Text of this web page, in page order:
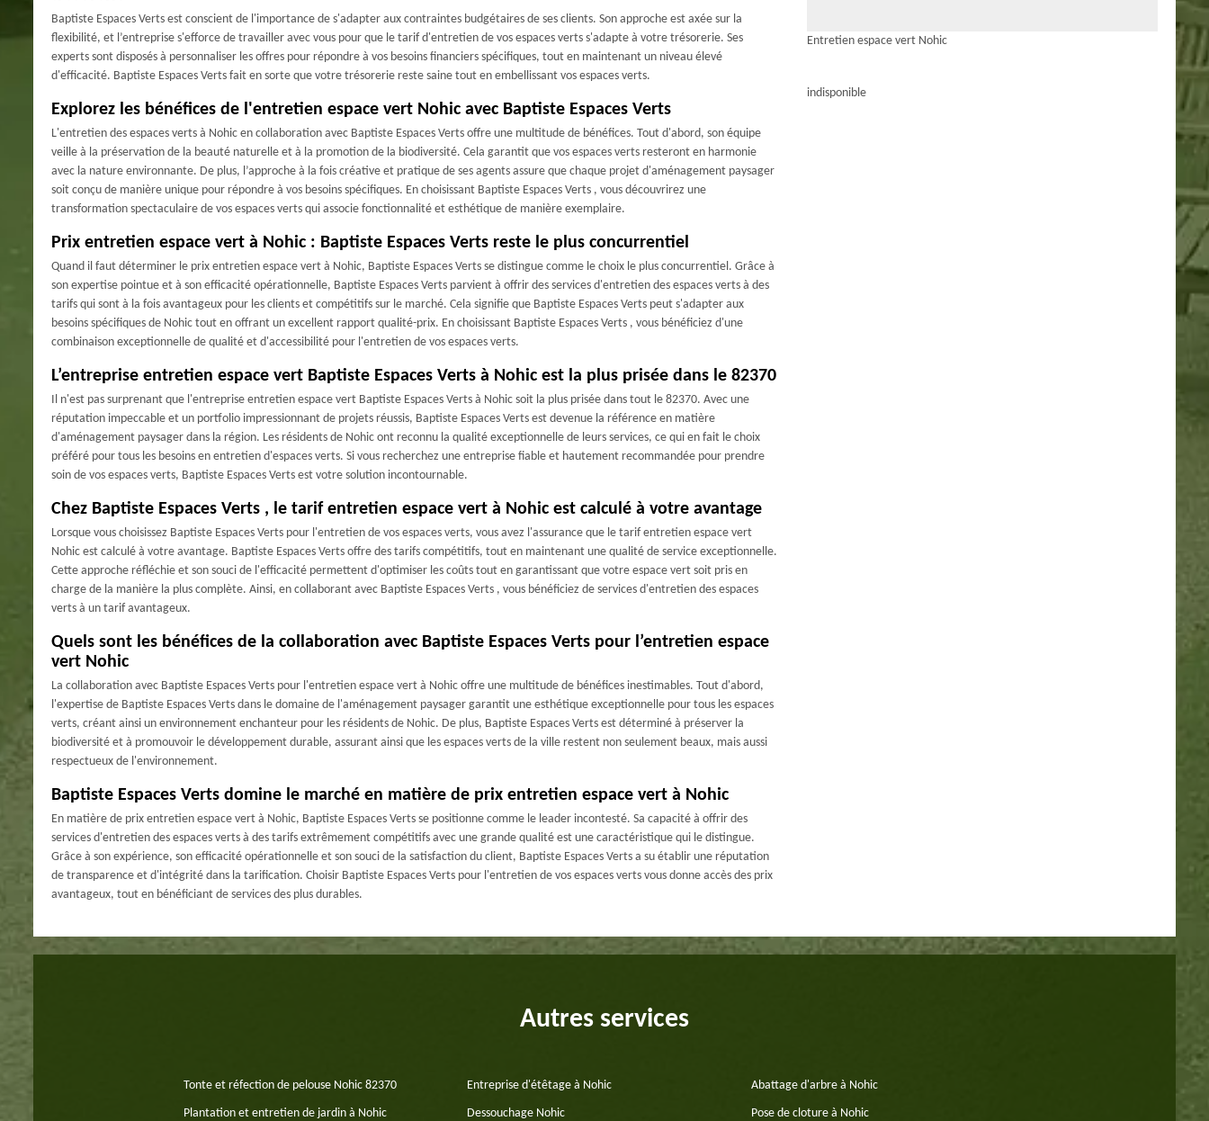
Baptiste Espaces Verts est conscient de l'importance de s'adapter aux contraintes budgétaires de ses clients. Son approche est axée sur la
flexibilité, et l’entreprise s'efforce de travailler avec vous pour que le tarif d'entretien de vos espaces verts s'adapte à votre trésorerie. Ses
experts sont disposés à personnaliser les offres pour répondre à vos besoins financiers spécifiques, tout en maintenant un niveau élevé
d'efficacité. Baptiste Espaces Verts fait en sorte que votre trésorerie reste saine tout en embellissant vos espaces verts.
Explorez les bénéfices de l'entretien espace vert Nohic avec Baptiste Espaces Verts
L'entretien des espaces verts à Nohic en collaboration avec Baptiste Espaces Verts offre une multitude de bénéfices. Tout d'abord, son équipe
veille à la préservation de la beauté naturelle et à la promotion de la biodiversité. Cela garantit que vos espaces verts resteront en harmonie
avec la nature environnante. De plus, l’approche à la fois créative et pratique de ses agents assure que chaque projet d'aménagement paysager
soit conçu de manière unique pour répondre à vos besoins spécifiques. En choisissant Baptiste Espaces Verts , vous découvrirez une
transformation spectaculaire de vos espaces verts qui associe fonctionnalité et esthétique de manière exemplaire.
Prix entretien espace vert à Nohic : Baptiste Espaces Verts reste le plus concurrentiel
Quand il faut déterminer le prix entretien espace vert à Nohic, Baptiste Espaces Verts se distingue comme le choix le plus concurrentiel. Grâce à
son expertise pointue et à son efficacité opérationnelle, Baptiste Espaces Verts parvient à offrir des services d'entretien des espaces verts à des
tarifs qui sont à la fois avantageux pour les clients et compétitifs sur le marché. Cela signifie que Baptiste Espaces Verts peut s'adapter aux
besoins spécifiques de Nohic tout en offrant un excellent rapport qualité-prix. En choisissant Baptiste Espaces Verts , vous bénéficiez d'une
combinaison exceptionnelle de qualité et d'accessibilité pour l'entretien de vos espaces verts.
L’entreprise entretien espace vert Baptiste Espaces Verts à Nohic est la plus prisée dans le 82370
Il n'est pas surprenant que l'entreprise entretien espace vert Baptiste Espaces Verts à Nohic soit la plus prisée dans tout le 82370. Avec une
réputation impeccable et un portfolio impressionnant de projets réussis, Baptiste Espaces Verts est devenue la référence en matière
d'aménagement paysager dans la région. Les résidents de Nohic ont reconnu la qualité exceptionnelle de leurs services, ce qui en fait le choix
préféré pour tous les besoins en entretien d'espaces verts. Si vous recherchez une entreprise fiable et hautement recommandée pour prendre
soin de vos espaces verts, Baptiste Espaces Verts est votre solution incontournable.
Chez Baptiste Espaces Verts , le tarif entretien espace vert à Nohic est calculé à votre avantage
Lorsque vous choisissez Baptiste Espaces Verts pour l'entretien de vos espaces verts, vous avez l'assurance que le tarif entretien espace vert
Nohic est calculé à votre avantage. Baptiste Espaces Verts offre des tarifs compétitifs, tout en maintenant une qualité de service exceptionnelle.
Cette approche réfléchie et son souci de l'efficacité permettent d'optimiser les coûts tout en garantissant que votre espace vert soit pris en
charge de la manière la plus complète. Ainsi, en collaborant avec Baptiste Espaces Verts , vous bénéficiez de services d'entretien des espaces
verts à un tarif avantageux.
Quels sont les bénéfices de la collaboration avec Baptiste Espaces Verts pour l’entretien espace
vert Nohic
La collaboration avec Baptiste Espaces Verts pour l'entretien espace vert à Nohic offre une multitude de bénéfices inestimables. Tout d'abord,
l'expertise de Baptiste Espaces Verts dans le domaine de l'aménagement paysager garantit une esthétique exceptionnelle pour tous les espaces
verts, créant ainsi un environnement enchanteur pour les résidents de Nohic. De plus, Baptiste Espaces Verts est déterminé à préserver la
biodiversité et à promouvoir le développement durable, assurant ainsi que les espaces verts de la ville restent non seulement beaux, mais aussi
respectueux de l'environnement.
Baptiste Espaces Verts domine le marché en matière de prix entretien espace vert à Nohic
En matière de prix entretien espace vert à Nohic, Baptiste Espaces Verts se positionne comme le leader incontesté. Sa capacité à offrir des
services d'entretien des espaces verts à des tarifs extrêmement compétitifs avec une grande qualité est une caractéristique qui le distingue.
Grâce à son expérience, son efficacité opérationnelle et son souci de la satisfaction du client, Baptiste Espaces Verts a su établir une réputation
de transparence et d'intégrité dans la tarification. Choisir Baptiste Espaces Verts pour l'entretien de vos espaces verts vous donne accès des prix
avantageux, tout en bénéficiant de services des plus durables.
Entretien espace vert Nohic
indisponible
Autres services
Tonte et réfection de pelouse Nohic 82370 Entreprise d'étêtage à Nohic Abattage d'arbre à Nohic
Plantation et entretien de jardin à Nohic Dessouchage Nohic Pose de cloture à Nohic